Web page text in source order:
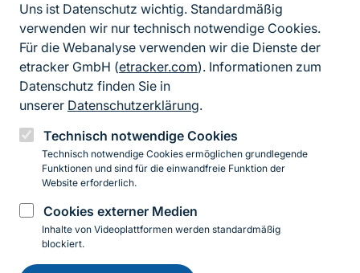
Uns ist Datenschutz wichtig. Standardmäßig
verwenden wir nur technisch notwendige Cookies.
Für die Webanalyse verwenden wir die Dienste der
etracker GmbH (etracker.com). Informationen zum
Datenschutz finden Sie in
unserer Datenschutzerklärung.
Technisch notwendige Cookies
Technisch notwendige Cookies ermöglichen grundlegende
Funktionen und sind für die einwandfreie Funktion der
Website erforderlich.
Cookies externer Medien
Inhalte von Videoplattformen werden standardmäßig
blockiert.
Einwilligung
FußzeileKontakt zum BfN
Kontaktformular
Erklärung zur Barrierefreiheit
Impressum
Datenschutz
InstagramFacebookYouTubeLinkedIn